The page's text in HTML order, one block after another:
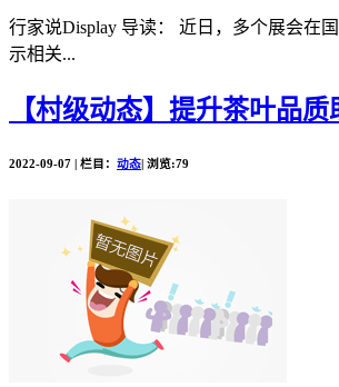
行家说Display 导读： 近日，多个展会在
示相关...
【村级动态】提升茶叶品
2022-09-07 | 栏目： 动态| 浏览:79